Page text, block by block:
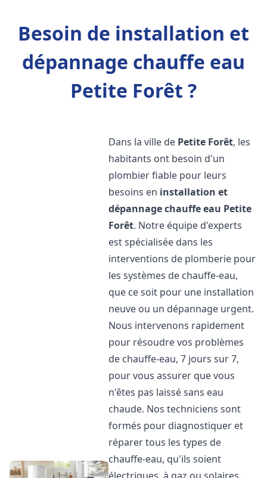
Besoin de installation et
dépannage chauffe eau
Petite Forêt ?
Dans la ville de Petite Forêt, les
habitants ont besoin d'un
plombier fiable pour leurs
besoins en installation et
dépannage chauffe eau Petite
Forêt. Notre équipe d'experts
est spécialisée dans les
interventions de plomberie pour
les systèmes de chauffe-eau,
que ce soit pour une installation
neuve ou un dépannage urgent.
Nous intervenons rapidement
pour résoudre vos problèmes
de chauffe-eau, 7 jours sur 7,
pour vous assurer que vous
n'êtes pas laissé sans eau
chaude. Nos techniciens sont
formés pour diagnostiquer et
réparer tous les types de
chauffe-eau, qu'ils soient